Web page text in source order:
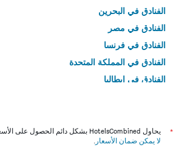
الفنادق في البحرين
الفنادق في مصر
الفنادق في فرنسا
الفنادق في المملكة المتحدة
الفنادق في إيطاليا
*
يحاول HotelsCombined بشكل دائم الحصول على الأسعار الدقيقة، ولكن
لا يمكن ضمان الأسعار .